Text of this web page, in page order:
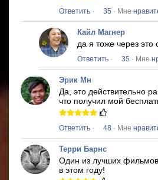
Ответить · 35 · Мне
Кайл Магнер
да я тоже через
Ответить · 35 · Мне
Эрик Мн
Да, это действительно
что получил мой
Ответить · 48 · Мне
Терри Барнс
Один из лучших
в этом году!